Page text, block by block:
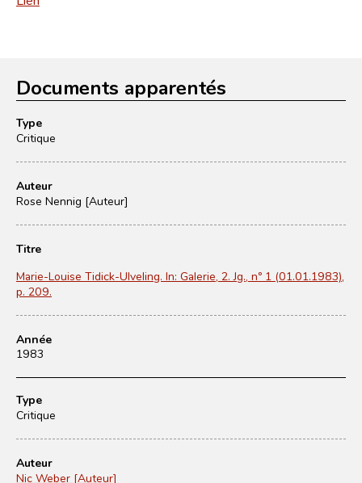
Documents apparentés
Type
Critique
Auteur
Rose Nennig [Auteur]
Titre
Marie-Louise Tidick-Ulveling. In: Galerie, 2. Jg., nº 1 (01.01.1983),
p. 209.
Année
1983
Type
Critique
Auteur
Nic Weber [Auteur]